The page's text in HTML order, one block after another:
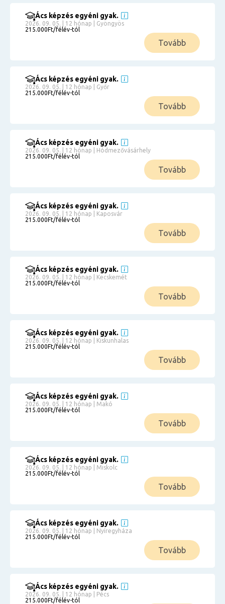
Ács képzés egyéni gyak.
2026. 09. 05. | 12 hónap | Gyöngyös
215.000Ft/félév-tól
Tovább
Ács képzés egyéni gyak.
2026. 09. 05. | 12 hónap | Győr
215.000Ft/félév-tól
Tovább
Ács képzés egyéni gyak.
2026. 09. 05. | 12 hónap | Hódmezővásárhely
215.000Ft/félév-tól
Tovább
Ács képzés egyéni gyak.
2026. 09. 05. | 12 hónap | Kaposvár
215.000Ft/félév-tól
Tovább
Ács képzés egyéni gyak.
2026. 09. 05. | 12 hónap | Kecskemét
215.000Ft/félév-tól
Tovább
Ács képzés egyéni gyak.
2026. 09. 05. | 12 hónap | Kiskunhalas
215.000Ft/félév-tól
Tovább
Ács képzés egyéni gyak.
2026. 09. 05. | 12 hónap | Makó
215.000Ft/félév-tól
Tovább
Ács képzés egyéni gyak.
2026. 09. 05. | 12 hónap | Miskolc
215.000Ft/félév-tól
Tovább
Ács képzés egyéni gyak.
2026. 09. 05. | 12 hónap | Nyíregyháza
215.000Ft/félév-tól
Tovább
Ács képzés egyéni gyak.
2026. 09. 05. | 12 hónap | Pécs
215.000Ft/félév-tól